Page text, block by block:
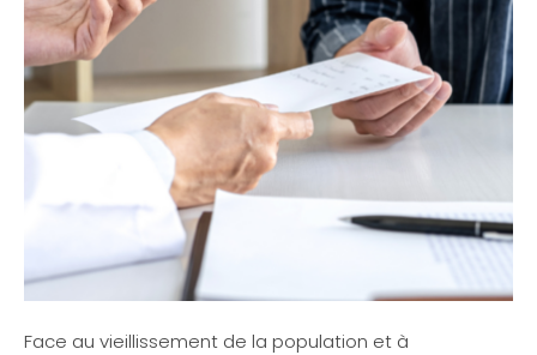
Face au vieillissement de la population et à